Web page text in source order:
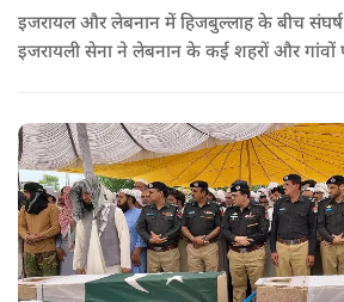
इजरायल और लेबनान में हिजबुल्लाह के बीच
इजरायली सेना ने लेबनान के कई शहरों और गांवों